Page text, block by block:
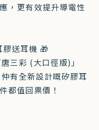
，更有效提升導電性
送耳機 🎁
三彩 (大口徑版)」
有全新設計嘅矽膠耳
都值回票價！